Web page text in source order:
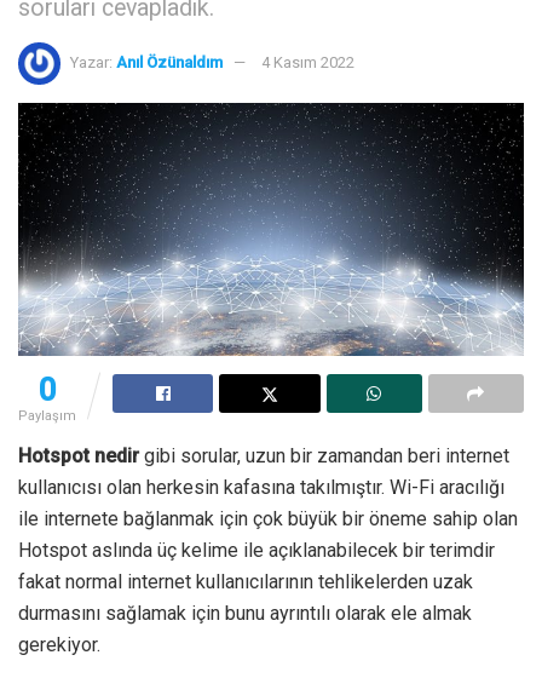
soruları cevapladık.
Yazar: Anıl Özünaldım 4 Kasım 2022
0
Paylaşım
Hotspot nedirgibi sorular, uzun bir zamandan beri internet
kullanıcısı olan herkesin kafasına takılmıştır. Wi-Fi aracılığı
ile internete bağlanmak için çok büyük bir öneme sahip olan
Hotspot aslında üç kelime ile açıklanabilecek bir terimdir
fakat normal internet kullanıcılarının tehlikelerden uzak
durmasını sağlamak için bunu ayrıntılı olarak ele almak
gerekiyor.